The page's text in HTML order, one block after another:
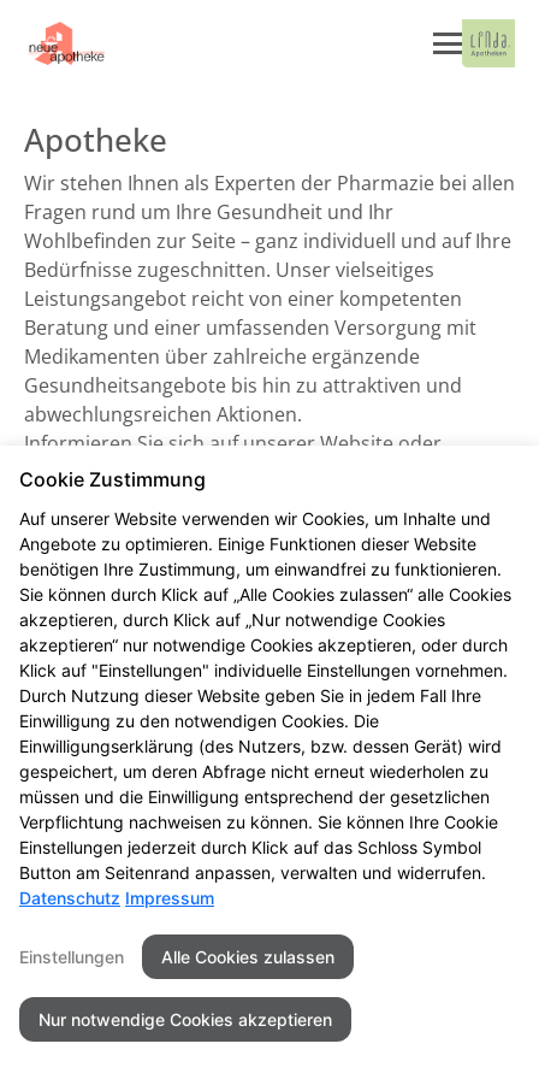
Apotheke
Wir stehen Ihnen als Experten der Pharmazie bei allen
Fragen rund um Ihre Gesundheit und Ihr
Wohlbefinden zur Seite – ganz individuell und auf Ihre
Bedürfnisse zugeschnitten. Unser vielseitiges
Leistungsangebot reicht von einer kompetenten
Beratung und einer umfassenden Versorgung mit
Medikamenten über zahlreiche ergänzende
Gesundheitsangebote bis hin zu attraktiven und
abwechlungsreichen Aktionen.
Informieren Sie sich auf unserer Website oder
besuchen Sie uns direkt vor Ort. Wir freuen uns auf
Seitenübersicht Kontakt
Impressum
Datenschutz
© 2026 Neue Apotheke
Cookie Zustimmung
Auf unserer Website verwenden wir Cookies, um Inhalte und
Angebote zu optimieren. Einige Funktionen dieser Website
benötigen Ihre Zustimmung, um einwandfrei zu funktionieren.
Sie können durch Klick auf „Alle Cookies zulassen“ alle Cookies
akzeptieren, durch Klick auf „Nur notwendige Cookies
akzeptieren“ nur notwendige Cookies akzeptieren, oder durch
Klick auf "Einstellungen" individuelle Einstellungen vornehmen.
Durch Nutzung dieser Website geben Sie in jedem Fall Ihre
Einwilligung zu den notwendigen Cookies. Die
Einwilligungserklärung (des Nutzers, bzw. dessen Gerät) wird
gespeichert, um deren Abfrage nicht erneut wiederholen zu
müssen und die Einwilligung entsprechend der gesetzlichen
Verpflichtung nachweisen zu können. Sie können Ihre Cookie
Einstellungen jederzeit durch Klick auf das Schloss Symbol
Button am Seitenrand anpassen, verwalten und widerrufen.
Datenschutz Impressum
Einstellungen Alle Cookies zulassen
Nur notwendige Cookies akzeptieren